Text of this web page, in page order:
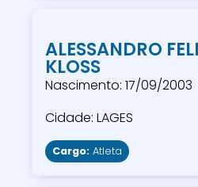
ALESSANDRO
KLOSS
Nascimento: 17/09/2003
Cidade: LAGES
Cargo: Atleta